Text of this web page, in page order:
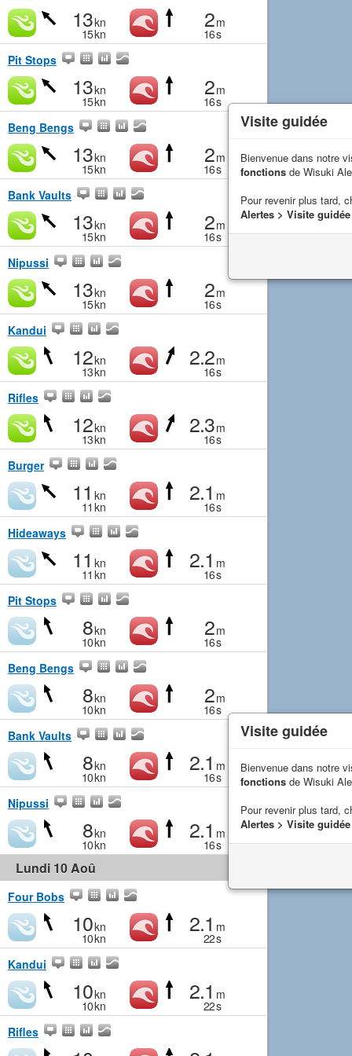
13kn
15kn
2m
16s
Pit Stops
13kn
15kn
2m
16s
Beng Bengs
13kn
15kn
2m
16s
Bank Vaults
13kn
15kn
2m
16s
Nipussi
13kn
15kn
2m
16s
Kandui
12kn
13kn
2.2m
16s
Rifles
12kn
13kn
2.3m
16s
Burger
11 kn
11 kn
2.1 m
16s
Hideaways
11 kn
11 kn
2.1 m
16s
Pit Stops
8kn
10kn
2m
16s
Beng Bengs
8kn
10kn
2m
16s
Bank Vaults
8kn
10kn
2.1 m
16s
Nipussi
8kn
10kn
2.1 m
16s
Lundi 10 Aoû
Four Bobs
10kn
10kn
2.1 m
22s
Kandui
10kn
10kn
2.1 m
22s
Rifles
Visite guidée
Bienvenue dans notre
fonctions de Wisuki
Pour revenir plus tard,
Alertes > Visite guidée
Visite guidée
Bienvenue dans notre
fonctions de Wisuki
Pour revenir plus tard,
Alertes > Visite guidée